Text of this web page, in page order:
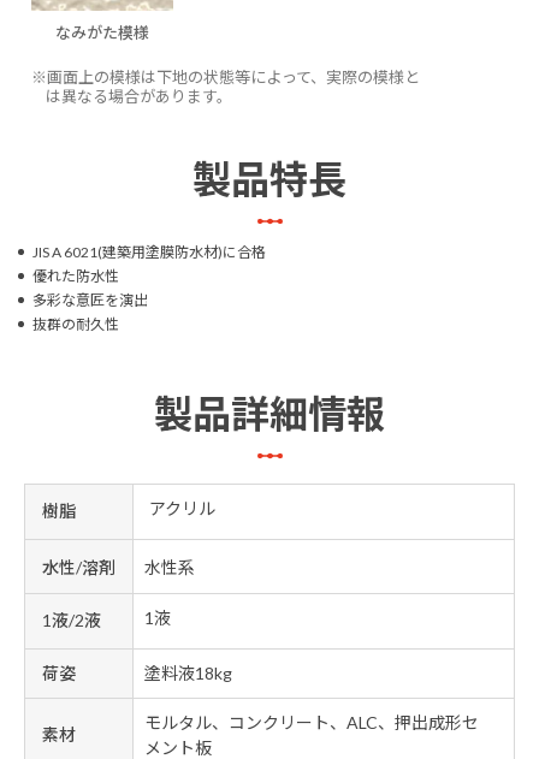
なみがた模様
※画面上の模様は下地の状態等によって、実際の模様と
は異なる場合があります。
製品特長
JIS A 6021(建築用塗膜防水材)に合格
優れた防水性
多彩な意匠を演出
抜群の耐久性
製品詳細情報
樹脂 アクリル
水性/溶剤 水性系
1液/2液 1液
荷姿 塗料液18kg
素材
モルタル、コンクリート、ALC、押出成形セ
メント板